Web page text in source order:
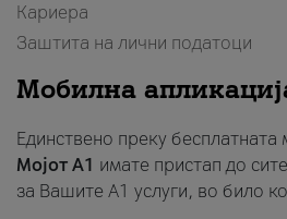
Кариера
Заштита на лични податоци
Мобилна
Единствено преку бесплатната
Мојот A1 имате пристап до
за Вашите A1 услуги, во било